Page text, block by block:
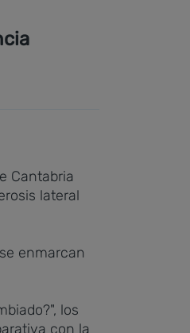
Cantabria
lateral
enmarcan
los
con la